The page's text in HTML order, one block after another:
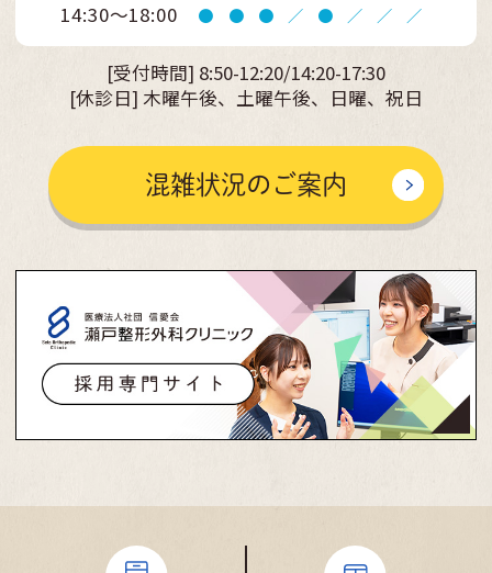
14:30～18:00 ● ● ● ／ ● ／ ／ ／
[受付時間] 8:50-12:20/14:20-17:30
[休診日] 木曜午後、土曜午後、日曜、祝日
混雑状況のご案内